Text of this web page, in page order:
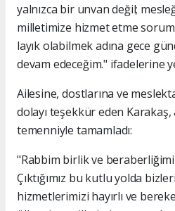
yalnızca bir unvan değil;
milletimize hizmet etme
layık olabilmek adına gece
devam edeceğim." ifadelerine
Ailesine, dostlarına ve
dolayı teşekkür eden Karakaş,
temenniyle tamamladı:
"Rabbim birlik ve
Çıktığımız bu kutlu yolda
hizmetlerimizi hayırlı ve